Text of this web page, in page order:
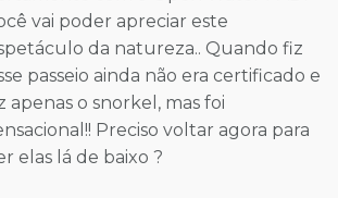
vai poder apreciar este
da natureza.. Quando fiz
passeio ainda não era certificado e
apenas o snorkel, mas foi
Preciso voltar agora para
elas lá de baixo ?